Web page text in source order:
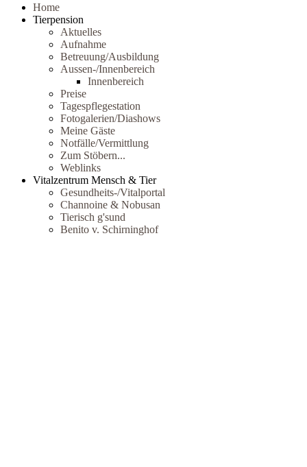
Home
Tierpension
Aktuelles
Aufnahme
Betreuung/Ausbildung
Aussen-/Innenbereich
Innenbereich
Preise
Tagespflegestation
Fotogalerien/Diashows
Meine Gäste
Notfälle/Vermittlung
Zum Stöbern...
Weblinks
Vitalzentrum Mensch & Tier
Gesundheits-/Vitalportal
Channoine & Nobusan
Tierisch g'sund
Benito v. Schirninghof